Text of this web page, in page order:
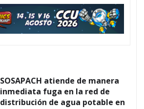
SOSAPACH atiende de manera
inmediata fuga en la red de
distribución de agua potable en